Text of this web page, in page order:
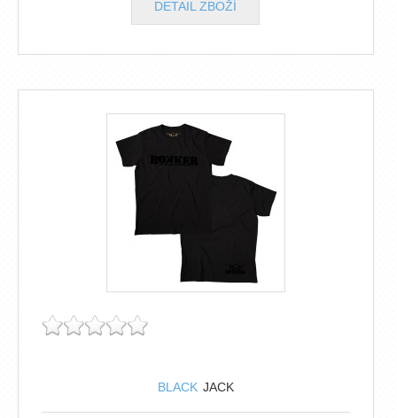
DETAIL ZBOŽÍ
BLACK JACK